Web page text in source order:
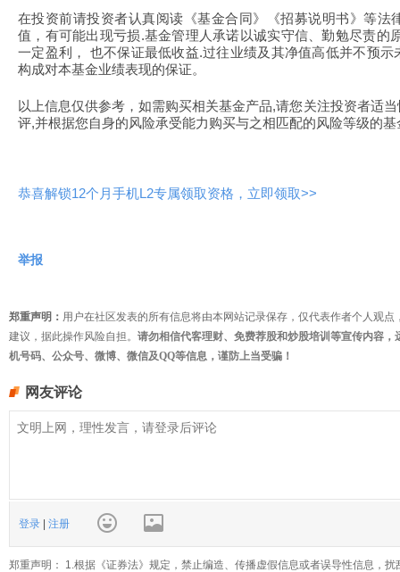
在投资前请投资者认真阅读《基金合同》《招募说明书》等法
值，有可能出现亏损.基金管理人承诺以诚实守信、勤勉尽责的
一定盈利， 也不保证最低收益.过往业绩及其净值高低并不预
构成对本基金业绩表现的保证。
以上信息仅供参考，如需购买相关基金产品,请您关注投资者适
评,并根据您自身的风险承受能力购买与之相匹配的风险等级的基
恭喜解锁12个月手机L2专属领取资格，立即领取>>
举报
郑重声明： 用户在社区发表的所有信息将由本网站记录保存，仅代表作者个人观
建议，据此操作风险自担。 请勿相信代客理财、免费荐股和炒股培训等宣传内容
机号码、公众号、微博、微信及QQ等信息，谨防上当受骗！
网友评论
登录 注册
郑重声明： 1.根据《证券法》规定，禁止编造、传播虚假信息或者误导性信息，